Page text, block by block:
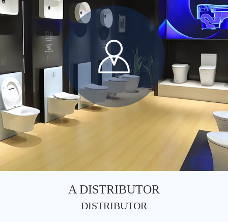
A DISTRIBUTOR
DISTRIBUTOR